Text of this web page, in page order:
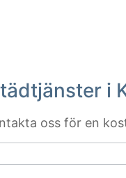
i
oss för en